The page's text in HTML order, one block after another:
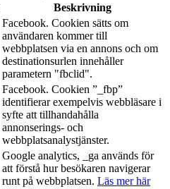
Beskrivning
Facebook. Cookien sätts om
användaren kommer till
webbplatsen via en annons och om
destinationsurlen innehåller
parametern "fbclid".
Facebook. Cookien ”_fbp”
identifierar exempelvis webbläsare i
syfte att tillhandahålla
annonserings- och
webbplatsanalystjänster.
Google analytics, _ga används för
att förstå hur besökaren navigerar
runt på webbplatsen. Läs mer här